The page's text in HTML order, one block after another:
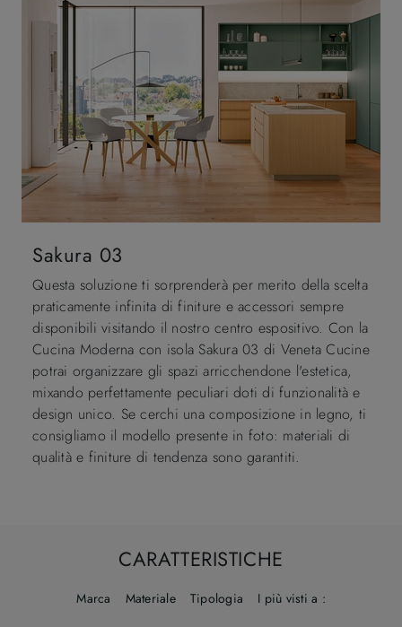
Sakura 03
Questa soluzione ti sorprenderà per merito della scelta
praticamente infinita di finiture e accessori sempre
disponibili visitando il nostro centro espositivo. Con la
Cucina Moderna con isola Sakura 03 di Veneta Cucine
potrai organizzare gli spazi arricchendone l'estetica,
mixando perfettamente peculiari doti di funzionalità e
design unico. Se cerchi una composizione in legno, ti
consigliamo il modello presente in foto: materiali di
qualità e finiture di tendenza sono garantiti.
CARATTERISTICHE
Marca Materiale Tipologia I più visti a :